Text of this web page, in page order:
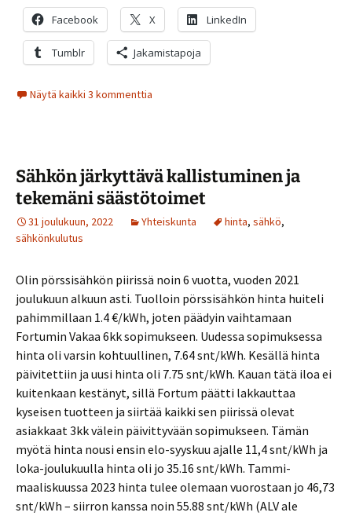
Facebook X LinkedIn
Tumblr Jakamistapoja
Näytä kaikki 3 kommenttia
Sähkön järkyttävä kallistuminen ja
tekemäni säästötoimet
31 joulukuun, 2022 Yhteiskunta hinta, sähkö,
sähkönkulutus
Olin pörssisähkön piirissä noin 6 vuotta, vuoden 2021
joulukuun alkuun asti. Tuolloin pörssisähkön hinta huiteli
pahimmillaan 1.4 €/kWh, joten päädyin vaihtamaan
Fortumin Vakaa 6kk sopimukseen. Uudessa sopimuksessa
hinta oli varsin kohtuullinen, 7.64 snt/kWh. Kesällä hinta
päivitettiin ja uusi hinta oli 7.75 snt/kWh. Kauan tätä iloa ei
kuitenkaan kestänyt, sillä Fortum päätti lakkauttaa
kyseisen tuotteen ja siirtää kaikki sen piirissä olevat
asiakkaat 3kk välein päivittyvään sopimukseen. Tämän
myötä hinta nousi ensin elo-syyskuu ajalle 11,4 snt/kWh ja
loka-joulukuulla hinta oli jo 35.16 snt/kWh. Tammi-
maaliskuussa 2023 hinta tulee olemaan vuorostaan jo 46,73
snt/kWh – siirron kanssa noin 55.88 snt/kWh (ALV ale